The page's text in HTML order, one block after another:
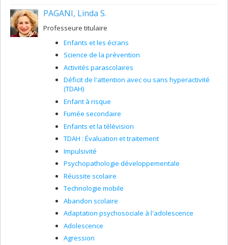
automatique pour améliorer la prise de décisions
cliniques;
(b) Développer et évaluer des applications web et
mobile pour faciliter la mise en œuvre d'évaluations et
de traitements par les parents ainsi que les
professionnels de la santé et du milieu de l’éducation;
(c) Détecter et mesurer à l'aide de l'intelligence
artificielle les comportements verbaux et non-verbaux
en contexte de pratique;
(d) Utiliser la fouille de données pour analyser les
comportements des patients, parents et professionnels.
PAGANI, Linda S.
Professeure titulaire
Enfants et les écrans
Science de la prévention
Activités parascolaires
Déficit de l'attention avec ou sans hyperactivité
(TDAH)
Enfant à risque
Fumée secondaire
Enfants et la télévision
TDAH : Évaluation et traitement
Impulsivité
Psychopathologie développementale
Réussite scolaire
Technologie mobile
Abandon scolaire
Adaptation psychosociale à l'adolescence
Adolescence
Agression